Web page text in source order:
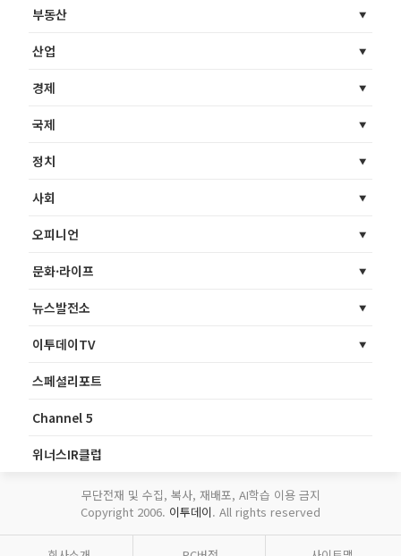
부동산
산업
경제
국제
정치
사회
오피니언
문화·라이프
뉴스발전소
이투데이TV
스페셜리포트
Channel 5
위너스IR클럽
무단전재 및 수집, 복사, 재배포, AI학습 이용 금지
Copyright 2006. 이투데이. All rights reserved